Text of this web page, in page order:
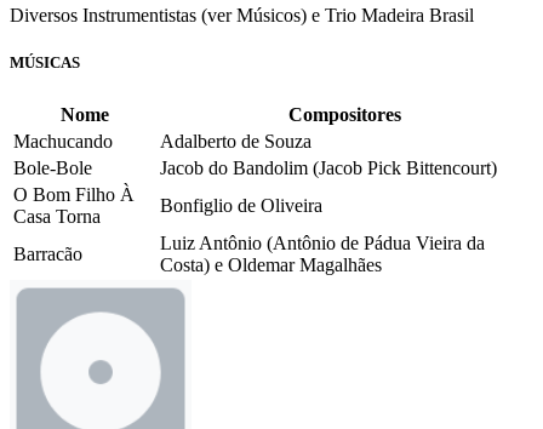
Diversos Instrumentistas (ver Músicos) e Trio Madeira Brasil
MÚSICAS
Nome
Compositores
Machucando
Adalberto de Souza
Bole-Bole
Jacob do Bandolim (Jacob Pick Bittencourt)
O Bom Filho À
Casa Torna
Bonfiglio de Oliveira
Barracão
Luiz Antônio (Antônio de Pádua Vieira da
Costa) e Oldemar Magalhães